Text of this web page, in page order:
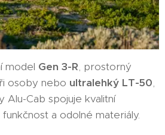
model Gen 3-R, prostorný
osoby nebo ultralehký LT-50,
Alu-Cab spojuje kvalitní
a odolné materiály.